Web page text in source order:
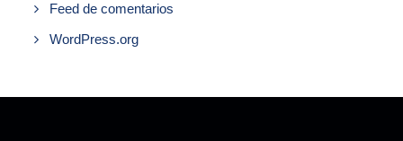
Feed de comentarios
WordPress.org